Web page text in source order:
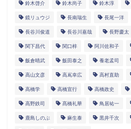
鈴木啓介 鈴木尚子 鈴木淳
鏡リュウジ 長南瑞生 長尾一洋
長谷川俊道 長谷川嘉哉 長野慶太
関下昌代 関口梓 阿川佐和子
飯倉晴武 飯田泰之 養老孟司
高山文彦 高嶌幸広 高村直助
高橋学 高橋宣行 高橋政史
高野鉄司 髙橋礼華 鳥居祐一
鹿島しのぶ 麻生泰 黒井千次